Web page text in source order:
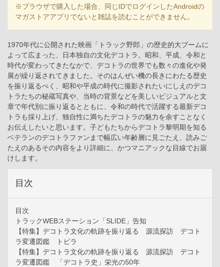
※ブラウザで購入した場合、同じIDでログインしたAndroidの
マガストアアプリでないと雑誌を読むことができません。
1970年代に公開された映画「トラック野郎」の歴史的大ブームに
よって広まった、日本独自の文化デコトラ。昭和、平成、令和と
時代が変わってきたなかで、デコトラの世界でも数々の進化や発
展が繰り返されてきました。そのはんぜい機の長きにわたる歴史
を振り返るべく、昭和や平成の時代に撮影されたいにしえのデコ
トラたちの秘蔵写真や、当時の背景などを美しいビジュアルと文
章で年代別に振り返るとともに、令和の時代で活躍する最新デコ
トラも採り上げ、独自性に満ちたデコトラの魅力を余すことなく
お伝えしたいと思います。子どもたちからデコトラ黎明期を知る
ベテランのデコトラファンまで幅広い年齢層に見ごたえ、読みご
たえのあるその内容をより詳細に、かつマニアックな目線でお届
けします。
目次
目次
トラックWEBステーション「SLIDE」告知
【特集】デコトラ文化の軌跡を振り返る 源流探訪 デコト
ラ変遷図鑑 トビラ
【特集】デコトラ文化の軌跡を振り返る 源流探訪 デコト
ラ変遷図鑑 「デコトラ史」栄光の50年